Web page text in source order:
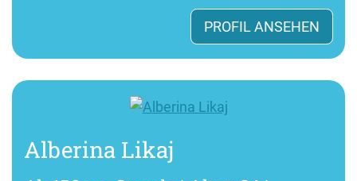
PROFIL ANSEHEN
Alberina Likaj